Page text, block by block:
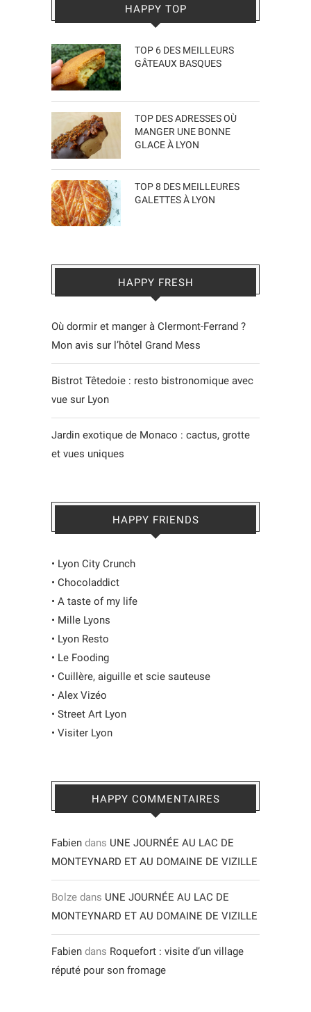
HAPPY TOP
TOP 6 DES MEILLEURS
GÂTEAUX BASQUES
TOP DES ADRESSES OÙ
MANGER UNE BONNE
GLACE À LYON
TOP 8 DES MEILLEURES
GALETTES À LYON
HAPPY FRESH
Où dormir et manger à Clermont-Ferrand ?
Mon avis sur l’hôtel Grand Mess
Bistrot Têtedoie : resto bistronomique avec
vue sur Lyon
Jardin exotique de Monaco : cactus, grotte
et vues uniques
HAPPY FRIENDS
• Lyon City Crunch
• Chocoladdict
• A taste of my life
• Mille Lyons
• Lyon Resto
• Le Fooding
• Cuillère, aiguille et scie sauteuse
• Alex Vizéo
• Street Art Lyon
• Visiter Lyon
HAPPY COMMENTAIRES
Fabien dans UNE JOURNÉE AU LAC DE
MONTEYNARD ET AU DOMAINE DE VIZILLE
Bolze dans UNE JOURNÉE AU LAC DE
MONTEYNARD ET AU DOMAINE DE VIZILLE
Fabien dans Roquefort : visite d’un village
réputé pour son fromage